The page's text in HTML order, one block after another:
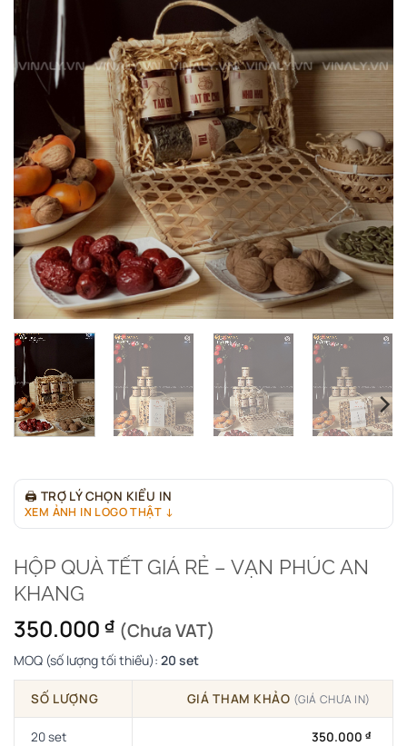
🖨 TRỢ LÝ CHỌN KIỂU IN
XEM ẢNH IN LOGO THẬT ↓
HỘP QUÀ TẾT GIÁ RẺ – VẠN PHÚC AN
KHANG
350.000 ₫ (Chưa VAT)
MOQ (số lượng tối thiểu): 20 set
SỐ LƯỢNG GIÁ THAM KHẢO (GIÁ CHƯA IN)
20 set 350.000 ₫